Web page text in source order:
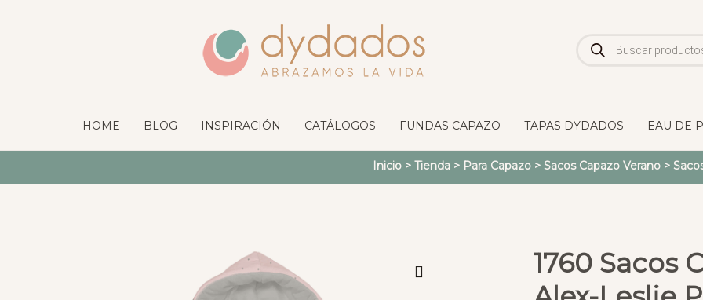
de
productos
HOME BLOG INSPIRACIÓN CATÁLOGOS FUNDAS CAPAZO TAPAS DYDADOS EAU DE
Inicio> Tienda> Para Capazo> Sacos Capazo Verano>
1760 Sacos